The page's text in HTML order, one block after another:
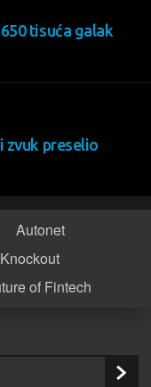
tisuća galak
zvuk preselio
Autonet
of Fintech